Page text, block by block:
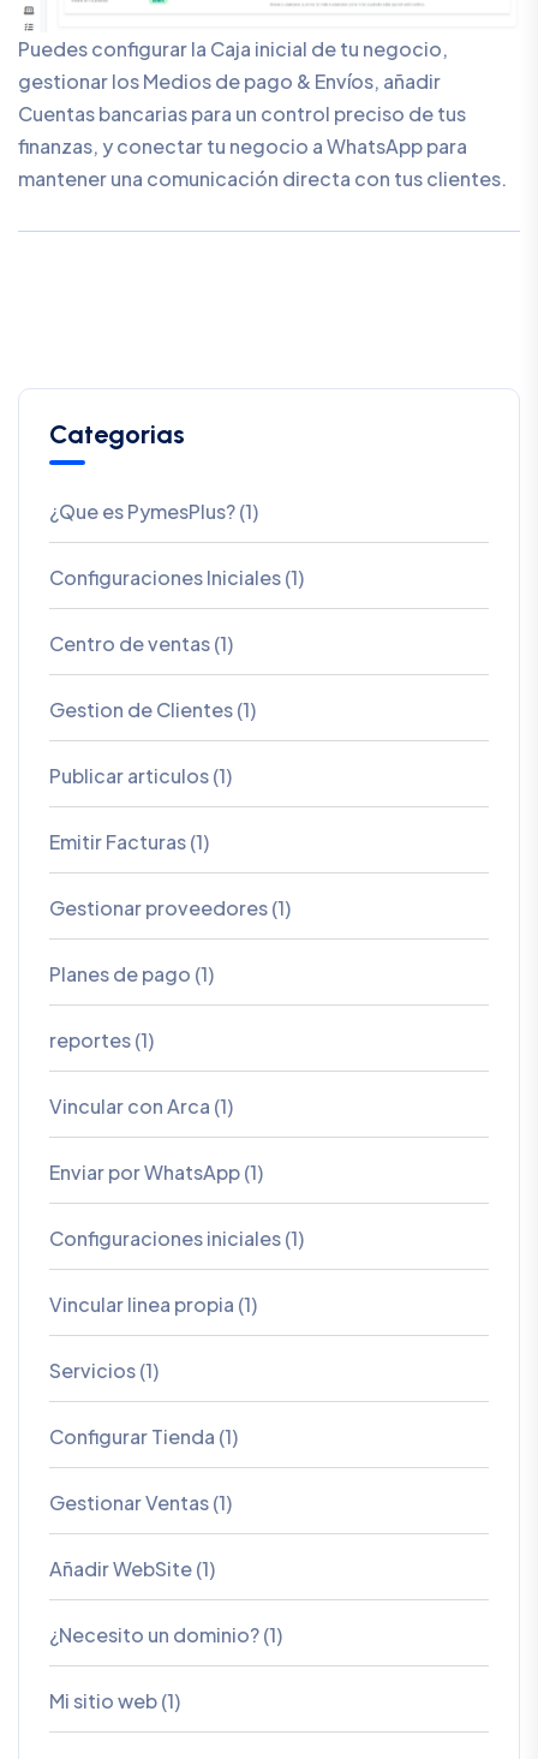
Puedes configurar la Caja inicial de tu negocio,
gestionar los Medios de pago & Envíos, añadir
Cuentas bancarias para un control preciso de tus
finanzas, y conectar tu negocio a WhatsApp para
mantener una comunicación directa con tus clientes.
Categorias
¿Que es PymesPlus? (1)
Configuraciones Iniciales (1)
Centro de ventas (1)
Gestion de Clientes (1)
Publicar articulos (1)
Emitir Facturas (1)
Gestionar proveedores (1)
Planes de pago (1)
reportes (1)
Vincular con Arca (1)
Enviar por WhatsApp (1)
Configuraciones iniciales (1)
Vincular linea propia (1)
Servicios (1)
Configurar Tienda (1)
Gestionar Ventas (1)
Añadir WebSite (1)
¿Necesito un dominio? (1)
Mi sitio web (1)